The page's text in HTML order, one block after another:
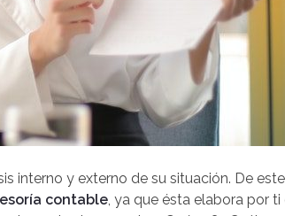
interno y externo de su situación. De
contable, ya que ésta elabora por ti